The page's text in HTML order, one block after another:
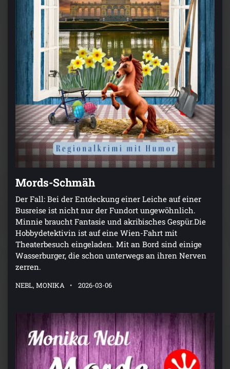
Mords-Schmäh
Der Fall: Bei der Entdeckung einer Leiche auf einer
Busreise ist nicht nur der Fundort ungewöhnlich.
Minnie braucht Fantasie und akribisches Gespür.Die
Hobbydetektivin ist auf eine Wien-Fahrt mit
Theaterbesuch eingeladen. Mit an Bord sind einige
Wasserburger, die schon unterwegs an ihren Nerven
zerren.
NEBL, MONIKA 2026-03-06